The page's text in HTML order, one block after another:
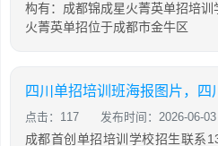
构有：成都锦成星火菁英单招培
火菁英单招位于成都市金牛区
点击：117 发布时间：2026-06-03
成都首创单招培训学校招生联系